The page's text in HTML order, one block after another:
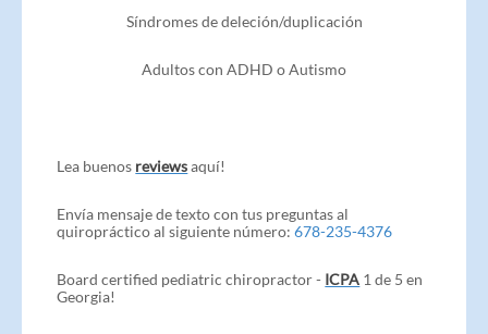
Síndromes de deleción/duplicación
Adultos con ADHD o Autismo
Lea buenos reviewsaquí!
Envía mensaje de texto con tus preguntas al
quiropráctico al siguiente número:678-235-4376
Board certified pediatric chiropractor - ICPA 1 de 5 en
Georgia!